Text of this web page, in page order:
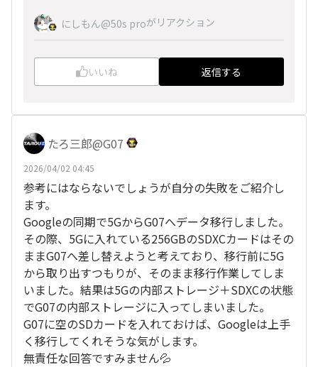
にしもん@50s proがリアクション
いいね 返信する
たろ三郎@G07
2026/04/02 04:45
参考にはならないでしょうが自分の失敗をご紹介し
ます。
Googleの同期で5GからG07へデータ移行しました。
その際、5Gに入れている256GBのSDXCカードはその
ままG07へ差し替えようと考えており、移行前に5G
から取り出すつもりが、そのまま移行作業してしま
いました。結果は5Gの内部ストレージ＋SDXCの状態
でG07の内部ストレージに入ってしまいました。
G07に空のSDカードを入れておけば、Googleは上手
く移行してくれそうな気がします。
無責任な回答ですみません💦